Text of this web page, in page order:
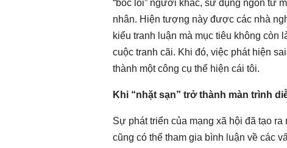
“bóc lỗi” người khác, sử dụng ngôn từ
nhân. Hiện tượng này được các nhà
kiểu tranh luận mà mục tiêu không còn
cuộc tranh cãi. Khi đó, việc phát hiện
thành một công cụ thể hiện cái tôi.
Khi “nhặt sạn” trở thành màn trình
Sự phát triển của mạng xã hội đã tạo
cũng có thể tham gia bình luận về các